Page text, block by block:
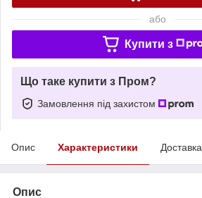
або
Купити з
Що таке купити з Пром?
Замовлення під захистом
Опис Характеристики Доставка
Опис